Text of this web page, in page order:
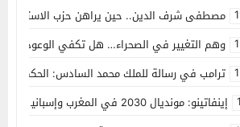
مصطفى شرف الدين.. حين يراهن حزب الاستقلال
وهم التغيير في الصحراء… هل تكفي الوعود
ترامب في رسالة للملك محمد السادس: الحكم
إينفاتينو: مونديال 2030 في المغرب وإسبانيا والبرتغال سيكون “الأجمل في التاريخ”